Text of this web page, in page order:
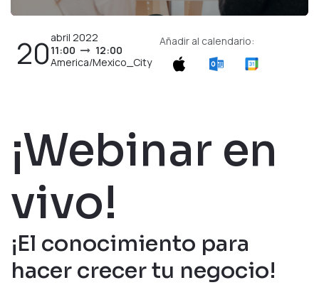
20 abril 2022
11:00
12:00
America/Mexico_City
Añadir al calendario:
¡Webinar en
vivo!
¡El conocimiento para
hacer crecer tu negocio!